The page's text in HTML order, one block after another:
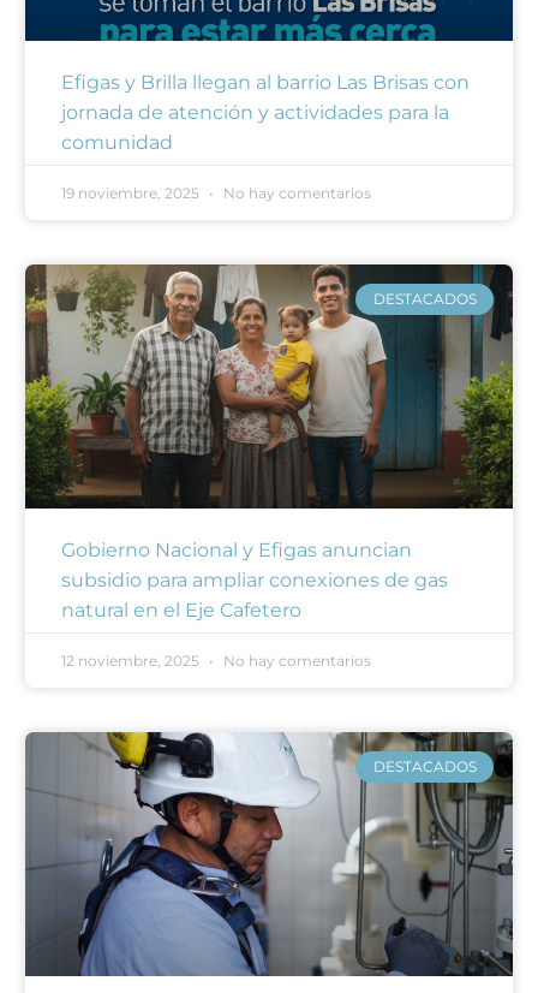
Efigas y Brilla llegan al barrio Las Brisas con
jornada de atención y actividades para la
comunidad
19 noviembre, 2025 No hay comentarios
DESTACADOS
Gobierno Nacional y Efigas anuncian
subsidio para ampliar conexiones de gas
natural en el Eje Cafetero
12 noviembre, 2025 No hay comentarios
DESTACADOS